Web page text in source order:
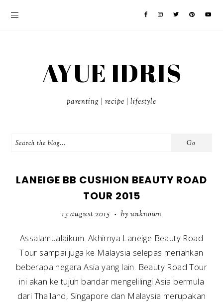
AYUE IDRIS
parenting | recipe | lifestyle
LANEIGE BB CUSHION BEAUTY ROAD
TOUR 2015
13 august 2015 • by unknown
Assalamualaikum. Akhirnya Laneige Beauty Road
Tour sampai juga ke Malaysia selepas meriahkan
beberapa negara Asia yang lain. Beauty Road Tour
ini akan ke tujuh bandar mengelilingi Asia bermula
dari Thailand, Singapore dan Malaysia merupakan